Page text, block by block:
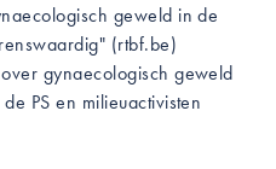
geweld in de
(rtbf.be)
gynaecologisch geweld
PS en milieuactivisten